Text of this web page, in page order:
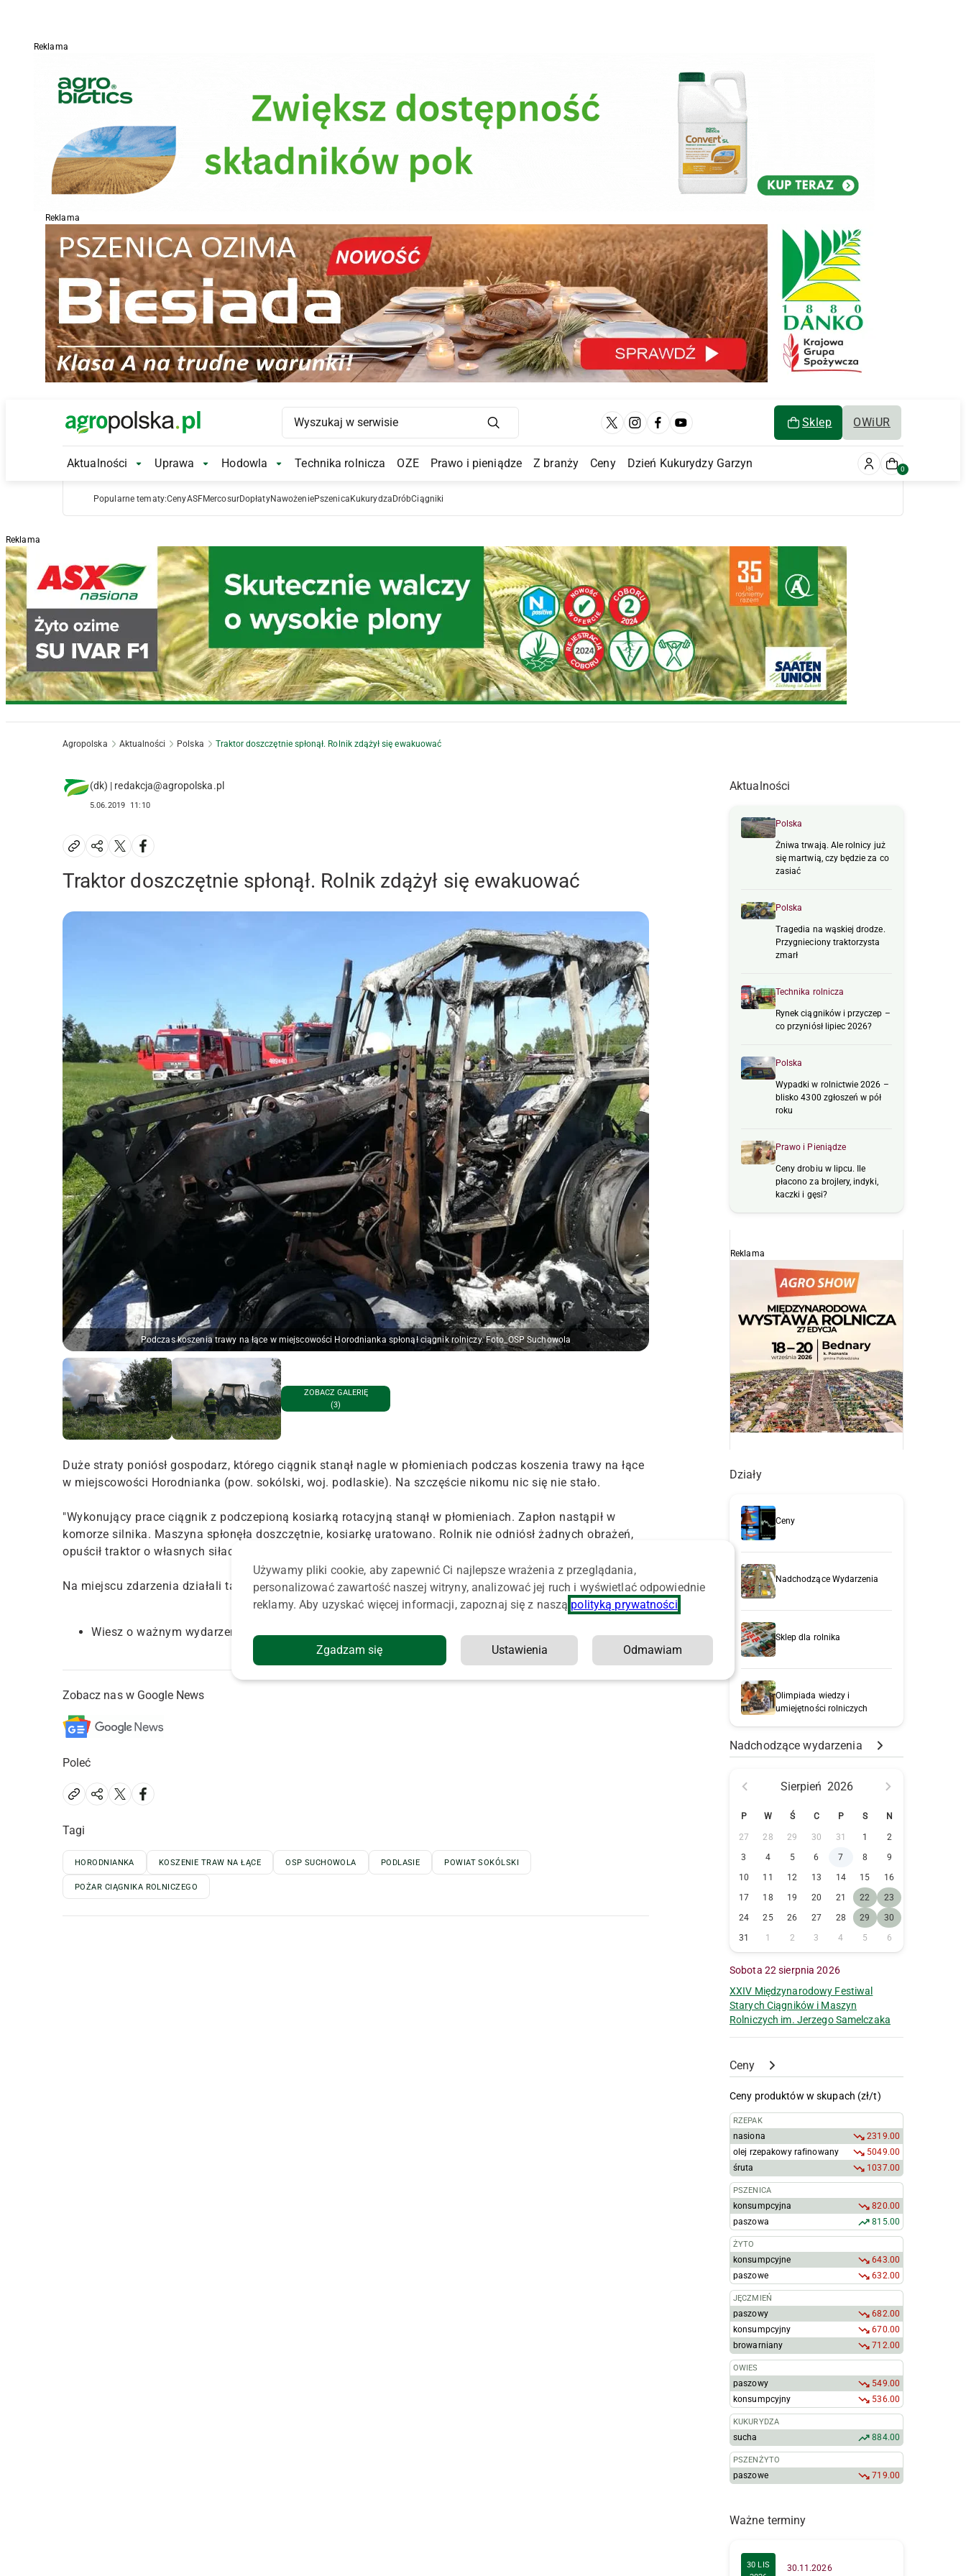
Reklama
Reklama
Main Logo Sklep OWiUR
Main Navigation
Aktualności Aktualności Submenu
Uprawa Uprawa Submenu
Hodowla Hodowla Submenu
Technika rolnicza OZE Prawo i pieniądze Z branży Ceny Dzień Kukurydzy Garzyn 0
Popularne tematy:CenyASFMercosurDopłatyNawożeniePszenica Kukurydza DróbCiągniki
Reklama
Agropolska Aktualności Polska Traktor doszczętnie spłonął. Rolnik zdążył się ewakuować
(dk) | redakcja@agropolska.pl
5.06.2019 11:10
Traktor doszczętnie spłonął. Rolnik zdążył się ewakuować
Podczas koszenia trawy na łące w miejscowości Horodnianka spłonął ciągnik rolniczy. Foto_OSP Suchowola
ZOBACZ GALERIĘ
(3)
Duże straty poniósł gospodarz, którego ciągnik stanął nagle w płomieniach podczas koszenia trawy na łące
w miejscowości Horodnianka (pow. sokólski, woj. podlaskie). Na szczęście nikomu nic się nie stało.
"Wykonujący prace ciągnik z podczepioną kosiarką rotacyjną stanął w płomieniach. Zapłon nastąpił w
komorze silnika. Maszyna spłonęła doszczętnie, kosiarkę uratowano. Rolnik nie odniósł żadnych obrażeń,
opuścił traktor o własnych siłach" – relacjonuje jednostka Ochotniczej Straży Pożarnej w Suchowoli.
Na miejscu zdarzenia działali także strażacy z OSP Horodnianka i JRG w Dąbrowie Białostockiej.
Wiesz o ważnym wydarzeniu? Poinformuj nas o tym. Czekamy:redakcja@agropolska.pl
Zobacz nas w Google News
Poleć
Tagi
HORODNIANKA KOSZENIE TRAW NA ŁĄCE OSP SUCHOWOLA PODLASIE POWIAT SOKÓLSKI
POŻAR CIĄGNIKA ROLNICZEGO
Aktualności
Polska
Żniwa trwają. Ale rolnicy już
się martwią, czy będzie za co
zasiać
Polska
Tragedia na wąskiej drodze.
Przygnieciony traktorzysta
zmarł
Technika rolnicza
Rynek ciągników i przyczep –
co przyniósł lipiec 2026?
Polska
Wypadki w rolnictwie 2026 –
blisko 4300 zgłoszeń w pół
roku
Prawo i Pieniądze
Ceny drobiu w lipcu. Ile
płacono za brojlery, indyki,
kaczki i gęsi?
Reklama
Działy
Ceny
Nadchodzące Wydarzenia
Sklep dla rolnika
Olimpiada wiedzy i
umiejętności rolniczych
Nadchodzące wydarzenia
Sierpień 2026
P W Ś C P S N
27 28 29 30 31 1
2
3
4 5 6 7 8
9
10
11 12 13 14 15
16
17
18 19 20 21 22
23
24
25 26 27 28 29
30
31
1 2 3 4 5 6
Sobota 22 sierpnia 2026
XXIV Międzynarodowy Festiwal
Starych Ciągników i Maszyn
Rolniczych im. Jerzego Samelczaka
Ceny
Ceny produktów w skupach (zł/t)
RZEPAK
nasiona
2319.00
olej rzepakowy rafinowany
5049.00
śruta
1037.00
PSZENICA
konsumpcyjna
820.00
paszowa
815.00
ŻYTO
konsumpcyjne
643.00
paszowe
632.00
JĘCZMIEŃ
paszowy
682.00
konsumpcyjny
670.00
browarniany
712.00
OWIES
paszowy
549.00
konsumpcyjny
536.00
KUKURYDZA
sucha 884.00
PSZENŻYTO
paszowe 719.00
Ważne terminy
30 LIS
30.11.2026
Używamy pliki cookie, aby zapewnić Ci najlepsze wrażenia z przeglądania,
personalizować zawartość naszej witryny, analizować jej ruch i wyświetlać odpowiednie
reklamy. Aby uzyskać więcej informacji, zapoznaj się z naszą polityką prywatności
Zgadzam się Ustawienia Odmawiam